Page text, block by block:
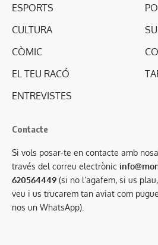
ESPORTS
CULTURA
CÒMIC
EL TEU RACÓ
ENTREVISTES
Contacte
Si vols posar-te en contacte amb
través del correu electrònic
620564449 (si no l’agafem, si us
veu i us trucarem tan aviat com
nos un WhatsApp).